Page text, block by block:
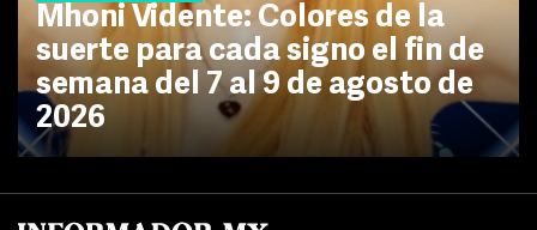
Mhoni Vidente: Colores de la
suerte para cada signo el fin de
semana del 7 al 9 de agosto de
2026